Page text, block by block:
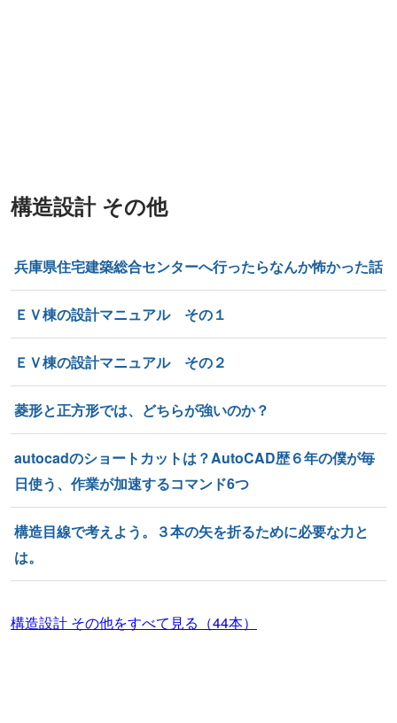
構造設計 その他
兵庫県住宅建築総合センターへ行ったらなんか怖かった話
ＥＶ棟の設計マニュアル その１
ＥＶ棟の設計マニュアル その２
菱形と正方形では、どちらが強いのか？
autocadのショートカットは？AutoCAD歴６年の僕が毎
日使う、作業が加速するコマンド6つ
構造目線で考えよう。３本の矢を折るために必要な力と
は。
構造設計 その他をすべて見る（44本）